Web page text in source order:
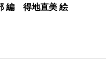
編 得地直美 絵